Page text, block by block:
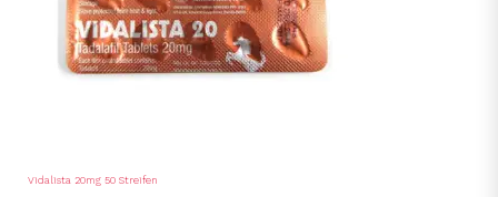
Vidalista 20mg 50 Streifen